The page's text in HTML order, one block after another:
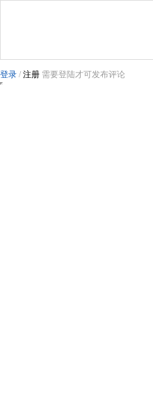
登录 / 注册 需要登陆才可发布评论